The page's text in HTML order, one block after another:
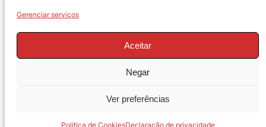
Gerenciar serviços
Aceitar
Negar
Ver preferências
Política de CookiesDeclaração de privacidade
18.269.230/0001-16. Todos os direitos